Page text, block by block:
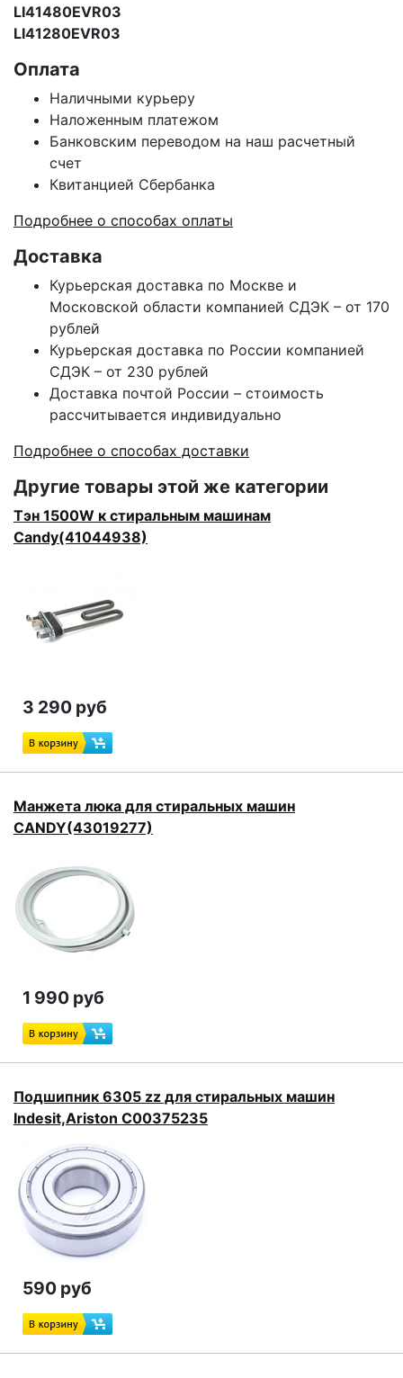
LI41480EVR03
LI41280EVR03
Оплата
Наличными курьеру
Наложенным платежом
Банковским переводом на наш расчетный
счет
Квитанцией Сбербанка
Подробнее о способах оплаты
Доставка
Курьерская доставка по Москве и
Московской области компанией СДЭК – от 170
рублей
Курьерская доставка по России компанией
СДЭК – от 230 рублей
Доставка почтой России – стоимость
рассчитывается индивидуально
Подробнее о способах доставки
Другие товары этой же категории
Тэн 1500W к стиральным машинам
Candy(41044938)
3 290 руб
Манжета люка для стиральных машин
CANDY(43019277)
1 990 руб
Подшипник 6305 zz для стиральных машин
Indesit,Ariston C00375235
590 руб